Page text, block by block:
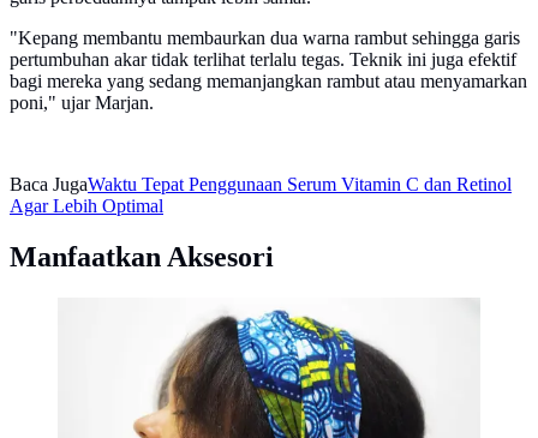
"Kepang membantu membaurkan dua warna rambut sehingga garis
pertumbuhan akar tidak terlihat terlalu tegas. Teknik ini juga efektif
bagi mereka yang sedang memanjangkan rambut atau menyamarkan
poni," ujar Marjan.
Baca JugaWaktu Tepat Penggunaan Serum Vitamin C dan Retinol
Agar Lebih Optimal
Manfaatkan Aksesori